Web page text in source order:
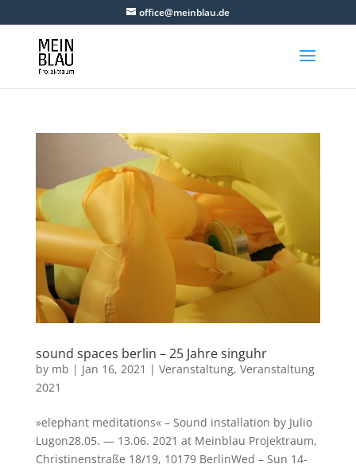
office@meinblau.de
sound spaces berlin – 25 Jahre singuhr
by mb | Jan 16, 2021 | Veranstaltung, Veranstaltung
2021
»elephant meditations« – Sound installation by Julio
Lugon28.05. — 13.06. 2021 at Meinblau Projektraum,
Christinenstraße 18/19, 10179 BerlinWed – Sun 14-